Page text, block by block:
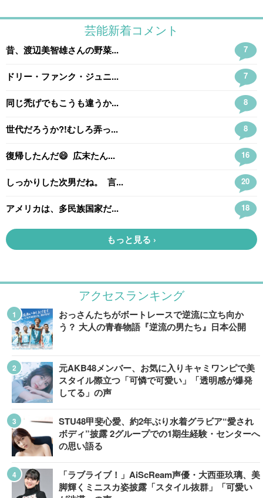
アクセスランキング
おっさんたちがボートレースで逆流に立ち向か
う？ 大人の青春物語『逆流の男たち』日本公開
元AKB48メンバー、お気に入りキャミワンピで美
スタイル際立つ「可憐で可愛い」「透明感が爆発
してる」の声
STU48甲斐心愛、約2年ぶり水着グラビア“愛され
ボディ”披露 2グループでの1期生経験・センターへ
の思い語る
「ラブライブ！」AiScReam声優・大西亜玖璃、美
脚輝くミニスカ姿披露「スタイル抜群」「可愛い